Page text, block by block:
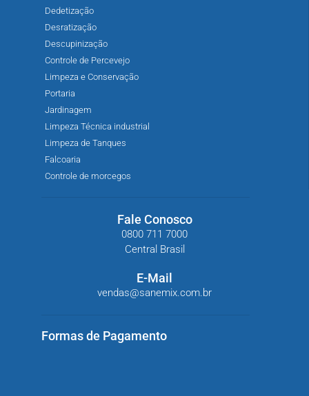
Dedetização
Desratização
Descupinização
Controle de Percevejo
Limpeza e Conservação
Portaria
Jardinagem
Limpeza Técnica industrial
Limpeza de Tanques
Falcoaria
Controle de morcegos
Fale Conosco
0800 711 7000
Central Brasil
E-Mail
vendas@sanemix.com.br
Formas de Pagamento